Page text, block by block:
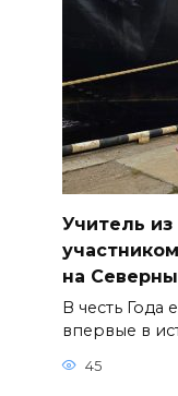
Учитель
на
В честь Года
впервые в
45